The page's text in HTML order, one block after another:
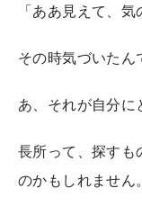
「ああ見えて、気
その時気づいたん
あ、それが自分に
長所って、探すも
のかもしれません。